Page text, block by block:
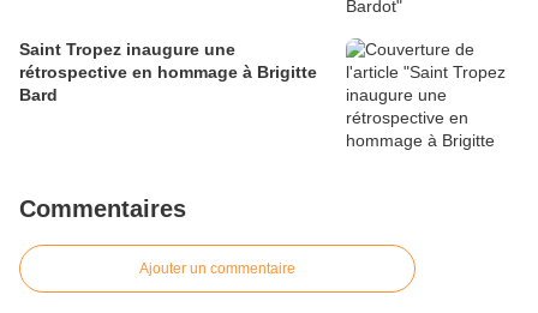
Saint Tropez inaugure une
rétrospective en hommage à Brigitte
Bard
Commentaires
Ajouter un commentaire